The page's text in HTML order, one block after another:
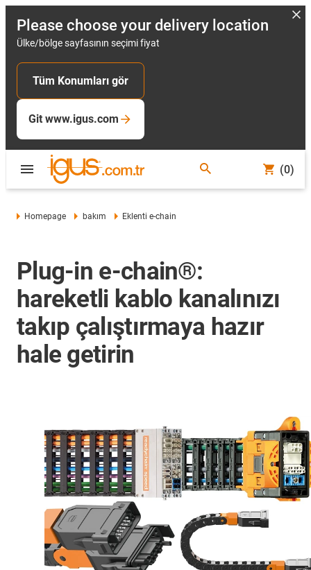
Please choose your delivery location
Ülke/bölge sayfasının seçimi fiyat
Tüm Konumları gör
Git www.igus.com
(0)
Homepage bakım Eklenti e-chain
Plug-in e-chain®:
hareketli kablo kanalınızı
takıp çalıştırmaya hazır
hale getirin